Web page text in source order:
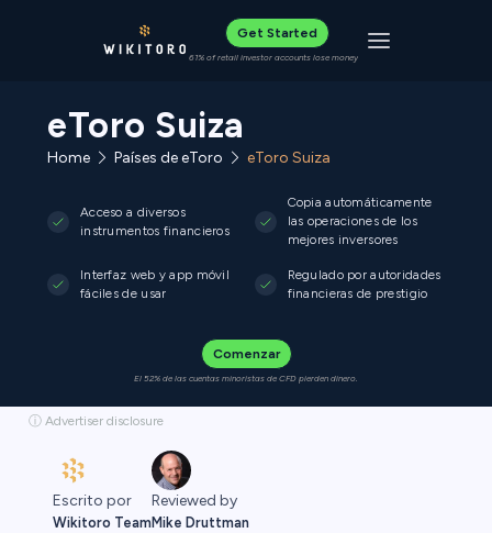
Get Started
61% of retail investor accounts lose money Toggle
eToro Suiza
Home Países de eToro eToro Suiza
Acceso a diversos
instrumentos financieros
Copia automáticamente
las operaciones de los
mejores inversores
Interfaz web y app móvil
fáciles de usar
Regulado por autoridades
financieras de prestigio
Comenzar
El 52% de las cuentas minoristas de CFD pierden dinero.
ⓘ Advertiser disclosure
Escrito por
Wikitoro Team
Reviewed by
Mike Druttman